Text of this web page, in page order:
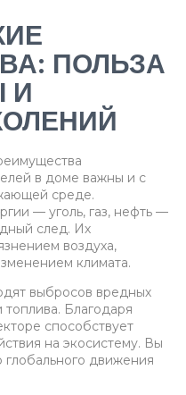
ПОЛЬЗА
И
в доме важны и с
среде.
— уголь, газ, нефть —
след. Их
воздуха,
климата.
выбросов вредных
Благодаря
способствует
на экосистему. Вы
глобального движения